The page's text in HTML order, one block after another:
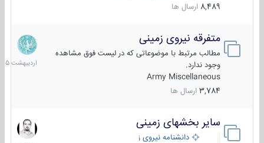
8,489 ارسال ها
متفرقه نیروی زمینی
مطالب مرتبط با موضوعاتی که در لیست فوق مشاهده
وجود ندارد.
Army Miscellaneous
3,784 ارسال ها
27
1405
سایر بخشهای زمینی
دانشنامه نیروی زمینی
9
مرداد